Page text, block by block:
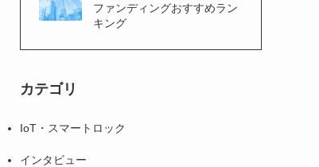
ファンディングおすすめラン
キング
カテゴリ
IoT・スマートロック
インタビュー